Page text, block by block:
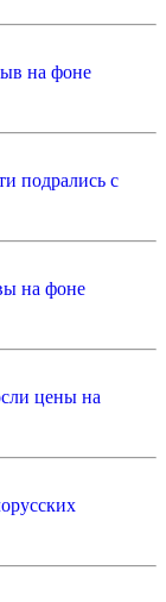
на фоне
подрались с
на фоне
цены на